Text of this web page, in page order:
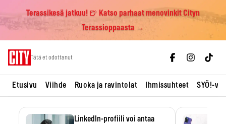
Terassikesä jatkuu! 🍺 Katso parhaat menovinkit Cityn
Terassioppaasta →
Tätä et odottanut
Etusivu Viihde Ruoka ja ravintolat Ihmissuhteet SYÖ!-
LinkedIn-profiili voi antaa